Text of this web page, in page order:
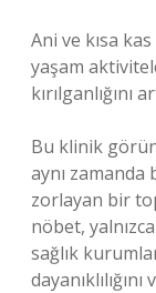
Ani ve kısa
yaşam
kırılganlığını
Bu klinik
aynı
zorlayan bir
nöbet,
sağlık